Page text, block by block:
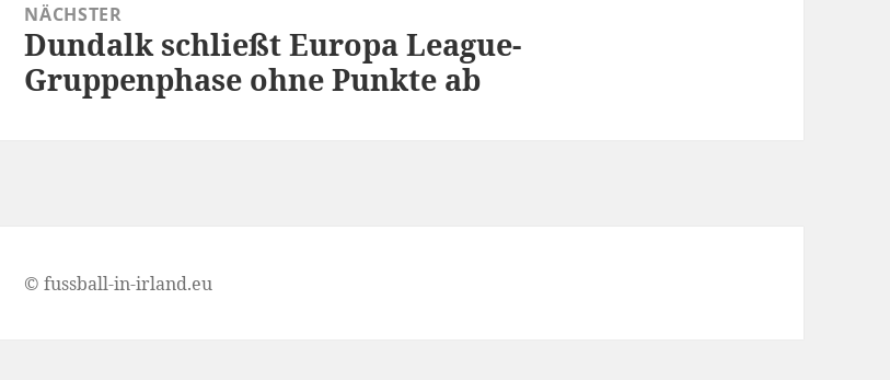
NÄCHSTER
Nächster
Beitrag:
Dundalk schließt Europa League-
Gruppenphase ohne Punkte ab
© fussball-in-irland.eu